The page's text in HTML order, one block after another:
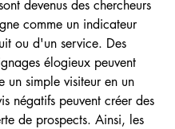
comme un indicateur
ou d'un service. Des
élogieux peuvent
un simple visiteur en un
négatifs peuvent créer des
de prospects. Ainsi, les